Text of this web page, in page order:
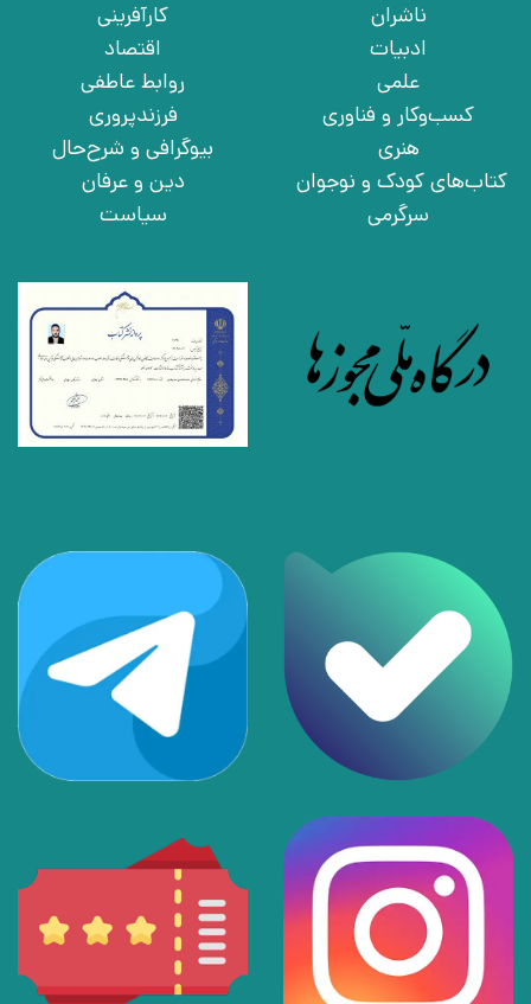
ناشران
ادبیات
علمی
کسب‌وکار و فناوری
هنری
کتاب‌های کودک و نوجوان
سرگرمی
کارآفرینی
اقتصاد
روابط عاطفی
فرزندپروری
بیوگرافی و شرح‌حال
دین و عرفان
سیاست